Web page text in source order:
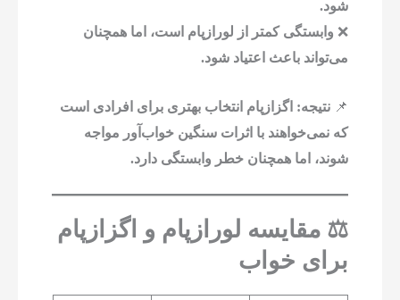
شود.
❌ وابستگی کمتر از لورازپام است، اما همچنان
می‌تواند باعث اعتیاد شود.
📌نتیجه: اگزازپام انتخاب بهتری برای افرادی است
که نمی‌خواهند با اثرات سنگین خواب‌آور مواجه
شوند، اما همچنان خطر وابستگی دارد.
⚖️ مقایسه لورازپام و اگزازپام
برای خواب